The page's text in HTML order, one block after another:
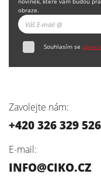
obraze.
Souhlasím se
Zavolejte nám:
+420 326 329 526
E-mail:
INFO@CIKO.CZ